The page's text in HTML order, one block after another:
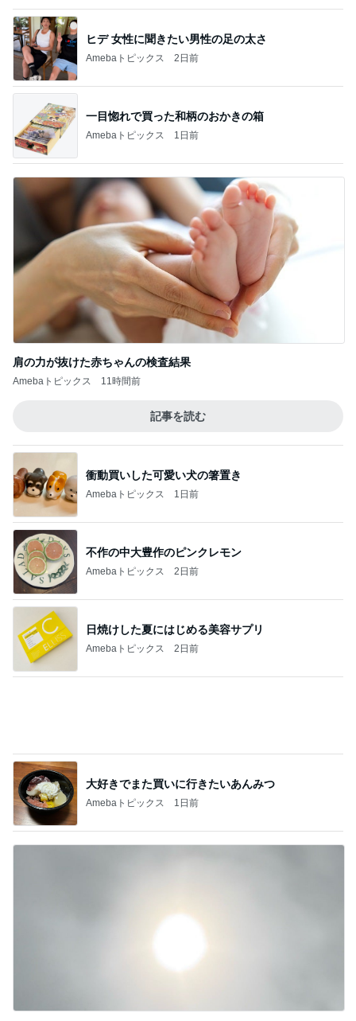
一目惚れで買った和柄のおかきの箱
Amebaトピックス 1日前
肩の力が抜けた赤ちゃんの検査結果
Amebaトピックス 11時間前
記事を読む
Amebaトピックス 1日前
不作の中大豊作のピンクレモン
Amebaトピックス 2日前
日焼けした夏にはじめる美容サプリ
Amebaトピックス 2日前
大好きでまた買いに行きたいあんみつ
Amebaトピックス 1日前
記事を読む